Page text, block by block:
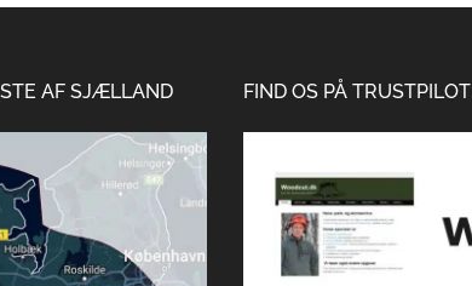
AF SJÆLLAND FIND OS PÅ TRUSTPILOT